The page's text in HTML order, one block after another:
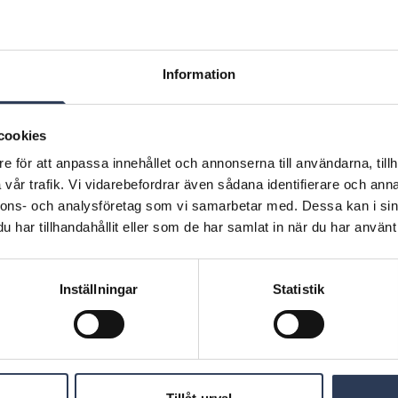
Information
för att anpassa innehållet och annonserna till användarna,
trafik. Vi vidarebefordrar även sådana identifierare och
och analysföretag som vi samarbetar med. Dessa kan i
har tillhandahållit eller som de har samlat in när du har
Inställningar Statistik
och fortsätter att
marknader.
skickliga
tillförsikt på